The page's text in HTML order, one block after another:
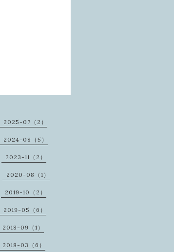
2025-07（2）
2024-08（5）
2023-11（2）
2020-08（1）
2019-10（2）
2019-05（6）
2018-09（1）
2018-03（6）